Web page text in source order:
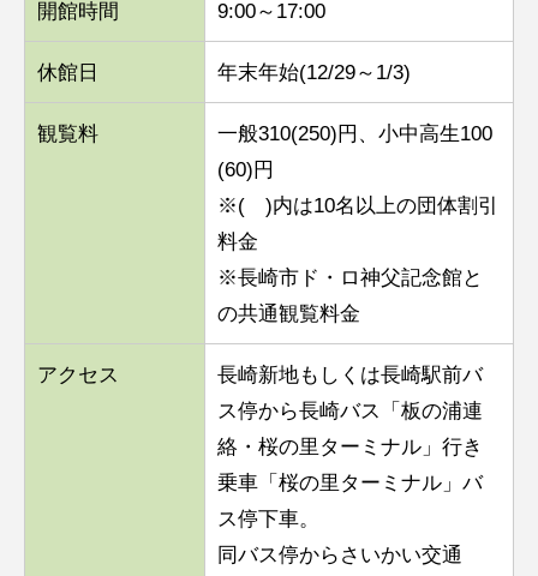
開館時間 9:00～17:00
休館日 年末年始(12/29～1/3)
観覧料
一般310(250)円、小中高生100
(60)円
※( )内は10名以上の団体割引
料金
※長崎市ド・ロ神父記念館と
の共通観覧料金
アクセス
長崎新地もしくは長崎駅前バ
ス停から長崎バス「板の浦連
絡・桜の里ターミナル」行き
乗車「桜の里ターミナル」バ
ス停下車。
同バス停からさいかい交通